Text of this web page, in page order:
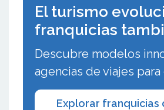
El turismo
franquicias
Descubre modelos
agencias de viajes
Explorar franquicias